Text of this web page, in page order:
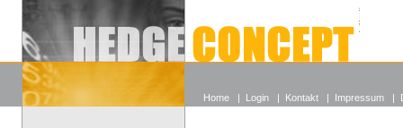
Alle
Wieso
Home | Login | Kontakt | Impressum |